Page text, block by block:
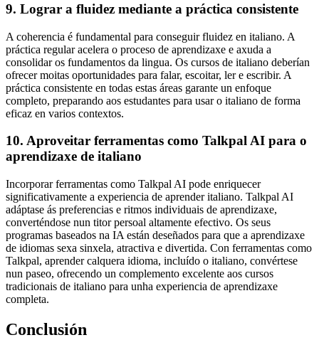
9. Lograr a fluidez mediante a práctica consistente
A coherencia é fundamental para conseguir fluidez en italiano. A
práctica regular acelera o proceso de aprendizaxe e axuda a
consolidar os fundamentos da lingua. Os cursos de italiano deberían
ofrecer moitas oportunidades para falar, escoitar, ler e escribir. A
práctica consistente en todas estas áreas garante un enfoque
completo, preparando aos estudantes para usar o italiano de forma
eficaz en varios contextos.
10. Aproveitar ferramentas como Talkpal AI para o
aprendizaxe de italiano
Incorporar ferramentas como Talkpal AI pode enriquecer
significativamente a experiencia de aprender italiano. Talkpal AI
adáptase ás preferencias e ritmos individuais de aprendizaxe,
converténdose nun titor persoal altamente efectivo. Os seus
programas baseados na IA están deseñados para que a aprendizaxe
de idiomas sexa sinxela, atractiva e divertida. Con ferramentas como
Talkpal, aprender calquera idioma, incluído o italiano, convértese
nun paseo, ofrecendo un complemento excelente aos cursos
tradicionais de italiano para unha experiencia de aprendizaxe
completa.
Conclusión